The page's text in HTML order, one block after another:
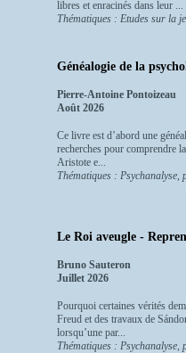
libres et enracinés dans leur ...
Thématiques : Etudes sur la
Généalogie de la
Pierre-Antoine Pontoizeau
Août 2026
Ce livre est d’abord une
recherches pour comprendre
Aristote e...
Thématiques : Psychanalyse,
Le Roi aveugle -
Bruno Sauteron
Juillet 2026
Pourquoi certaines vérités
Freud et des travaux de
lorsqu’une par...
Thématiques : Psychanalyse,